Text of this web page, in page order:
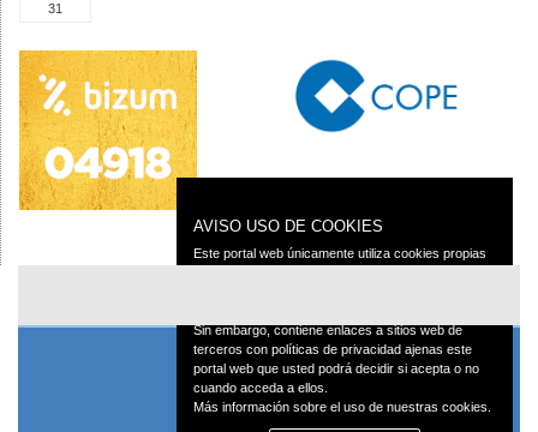
31
AVISO USO DE COOKIES
Este portal web únicamente utiliza cookies propias
Sin embargo, contiene enlaces a sitios web de
terceros con políticas de privacidad ajenas este
portal web que usted podrá decidir si acepta o no
cuando acceda a ellos.
Más información sobre el uso de nuestras cookies.